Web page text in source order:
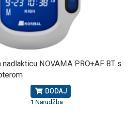
nadlakticu NOVAMA PRO+AF BT s
DODAJ
1 Narudžba